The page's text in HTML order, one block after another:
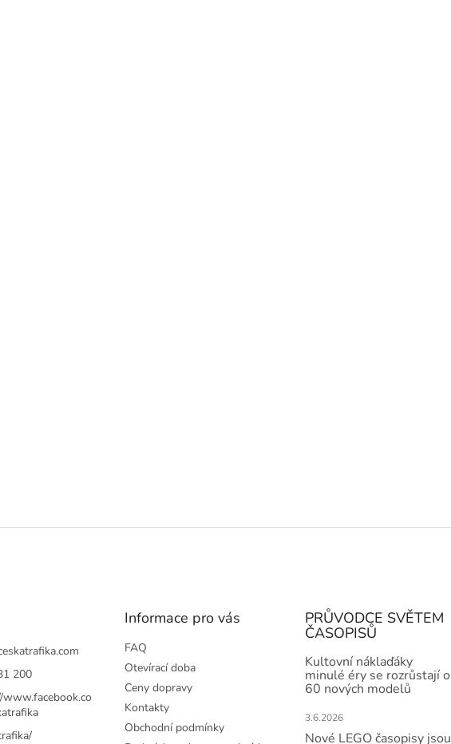
200
Informace pro vás
FAQ
Otevírací doba
Ceny dopravy
Kontakty
Obchodní podmínky
PRŮVODCE SVĚTEM
ČASOPISŮ
Kultovní náklaďáky
minulé éry se rozrůstají o
60 nových modelů
3.6.2026
Nové LEGO časopisy jsou